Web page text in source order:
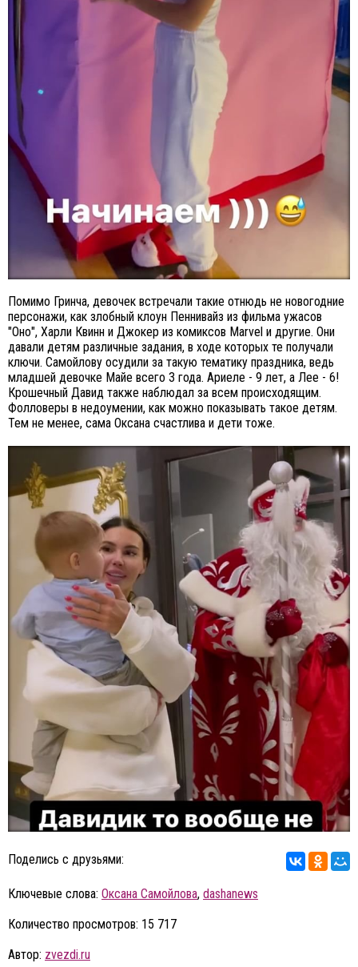
Помимо Гринча, девочек встречали такие отнюдь не новогодние
персонажи, как злобный клоун Пеннивайз из фильма ужасов
"Оно", Харли Квинн и Джокер из комиксов Marvel и другие. Они
давали детям различные задания, в ходе которых те получали
ключи. Самойлову осудили за такую тематику праздника, ведь
младшей девочке Майе всего 3 года. Ариеле - 9 лет, а Лее - 6!
Крошечный Давид также наблюдал за всем происходящим.
Фолловеры в недоумении, как можно показывать такое детям.
Тем не менее, сама Оксана счастлива и дети тоже.
Поделись с друзьями:
Ключевые слова: Оксана Самойлова, dashanews
Количество просмотров: 15 717
Автор: zvezdi.ru